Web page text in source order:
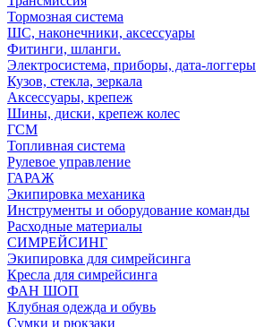
Тормозная система
ШС, наконечники, аксессуары
Фитинги, шланги.
Электросистема, приборы, дата-логгеры
Кузов, стекла, зеркала
Аксессуары, крепеж
Шины, диски, крепеж колес
ГСМ
Топливная система
Рулевое управление
ГАРАЖ
Экипировка механика
Инструменты и оборудование команды
Расходные материалы
СИМРЕЙСИНГ
Экипировка для симрейсинга
Кресла для симрейсинга
ФАН ШОП
Клубная одежда и обувь
Сумки и рюкзаки